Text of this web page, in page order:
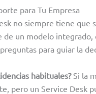
para Tu Empresa
no siempre tiene que
un modelo integrado,
para guiar la
habituales?Si la
pero un Service Desk